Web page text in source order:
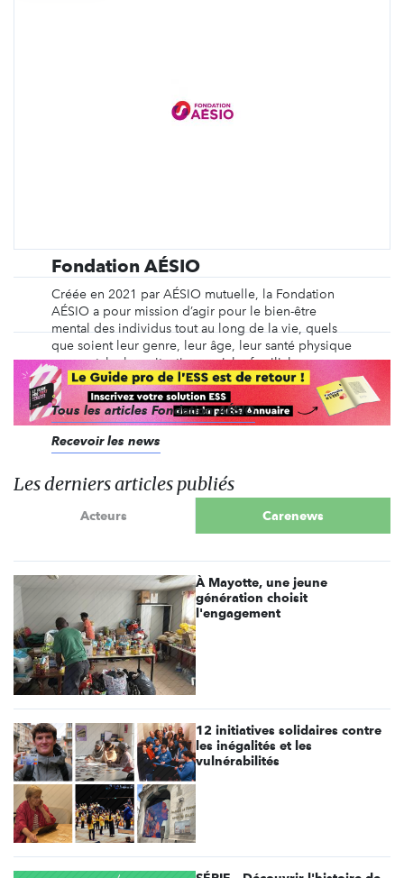
Fondation AÉSIO
Créée en 2021 par AÉSIO mutuelle, la Fondation
AÉSIO a pour mission d’agir pour le bien-être
mental des individus tout au long de la vie, quels
que soient leur genre, leur âge, leur santé physique
ou mentale, leur situation sociale, familiale ou
professionnelle. Elle soutient des structures ...
Tous les articles Fondation AÉSIO
Recevoir les news
Les derniers articles publiés
Acteurs Carenews
À Mayotte, une jeune
génération choisit
l'engagement
12 initiatives solidaires contre
les inégalités et les
vulnérabilités